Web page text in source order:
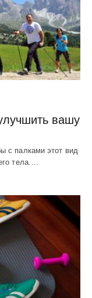
вашу
с палками этот вид
тела.…